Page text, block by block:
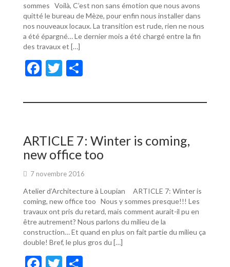
sommes Voilà, C’est non sans émotion que nous avons
quitté le bureau de Mèze, pour enfin nous installer dans
nos nouveaux locaux. La transition est rude, rien ne nous
a été épargné… Le dernier mois a été chargé entre la fin
des travaux et […]
F
e
o
o
k
T
itt ta
er
ARTICLE 7: Winter is coming,
new office too
7 novembre 2016
Atelier d’Architecture à Loupian ARTICLE 7: Winter is
coming, new office too Nous y sommes presque!!! Les
travaux ont pris du retard, mais comment aurait-il pu en
être autrement? Nous parlons du milieu de la
construction… Et quand en plus on fait partie du milieu ça
double! Bref, le plus gros du […]